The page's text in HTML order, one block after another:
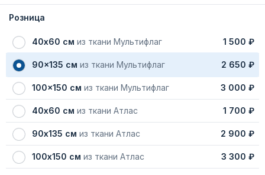
Розница
40х60 см из ткани Мультифлаг 1 500 ₽
90x135 см из ткани Мультифлаг 2 650 ₽
100x150 см из ткани Мультифлаг 3 000 ₽
40х60 см из ткани Атлас 1 700 ₽
90х135 см из ткани Атлас 2 900 ₽
100х150 см из ткани Атлас 3 300 ₽